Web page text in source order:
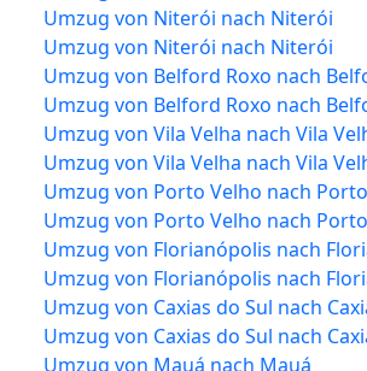
Umzug von Niterói nach Niterói
Umzug von Niterói nach Niterói
Umzug von Belford Roxo nach
Umzug von Belford Roxo nach
Umzug von Vila Velha nach Vila
Umzug von Vila Velha nach Vila
Umzug von Porto Velho nach
Umzug von Porto Velho nach
Umzug von Florianópolis nach
Umzug von Florianópolis nach
Umzug von Caxias do Sul nach
Umzug von Caxias do Sul nach
Umzug von Mauá nach Mauá